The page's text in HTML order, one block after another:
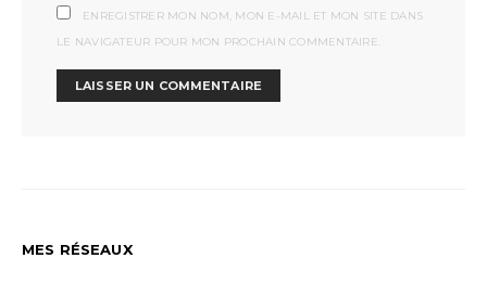
ENREGISTRER MON NOM, MON E-MAIL ET MON SITE DANS
LE NAVIGATEUR POUR MON PROCHAIN COMMENTAIRE.
MES RÉSEAUX